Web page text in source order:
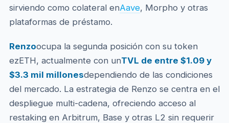
sirviendo como colateral enAave, Morpho y otras
plataformas de préstamo.
Renzoocupa la segunda posición con su token
ezETH, actualmente con unTVL de entre $1.09 y
$3.3 mil millonesdependiendo de las condiciones
del mercado. La estrategia de Renzo se centra en el
despliegue multi-cadena, ofreciendo acceso al
restaking en Arbitrum, Base y otras L2 sin requerir